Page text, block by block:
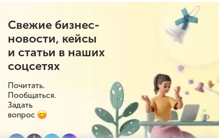
Свежие бизнес-
новости, кейсы
и статьи в наших
соцсетях
Почитать.
Пообщаться.
Задать
вопрос